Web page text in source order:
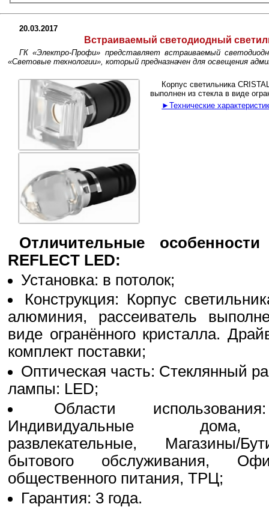
20.03.2017
Встраиваемый светодиодный
ГК «Электро-Профи» представляет встраиваемый
«Световые технологии», который предназначен для освещения
Корпус светильника
выполнен из стекла в виде
►Технические
Отличительные особенности
REFLECT LED:
Установка: в потолок;
Конструкция: Корпус
алюминия, рассеиватель
виде огранённого кристалла.
комплект поставки;
Оптическая часть: Стеклянный
лампы: LED;
Области
Индивидуальные дома,
развлекательные, Магазины/
бытового обслуживания,
общественного питания, ТРЦ;
Гарантия: 3 года.